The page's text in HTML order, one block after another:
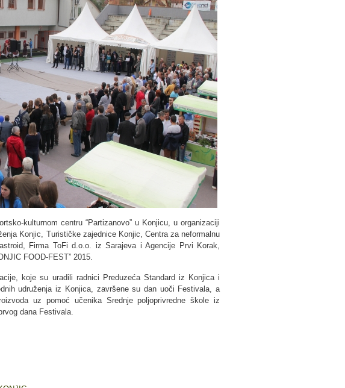
kulturnom centru “Partizanovo” u Konjicu, u organizaciji
Konjic, Turističke zajednice Konjic, Centra za neformalnu
Firma ToFi d.o.o. iz Sarajeva i Agencije Prvi Korak,
FOOD-FEST” 2015.
koje su uradili radnici Preduzeća Standard iz Konjica i
udruženja iz Konjica, završene su dan uoči Festivala, a
uz pomoć učenika Srednje poljoprivredne škole iz
dana Festivala.